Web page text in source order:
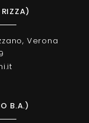
RIZZA)
Verona
B.A.)